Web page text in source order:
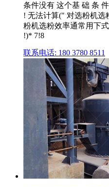
条件没有 这个基 础 条
! 无法计算(" 对选粉机选
粉机选粉效率通常用下
!)* 7!8
联系电话: 180 3780 8511